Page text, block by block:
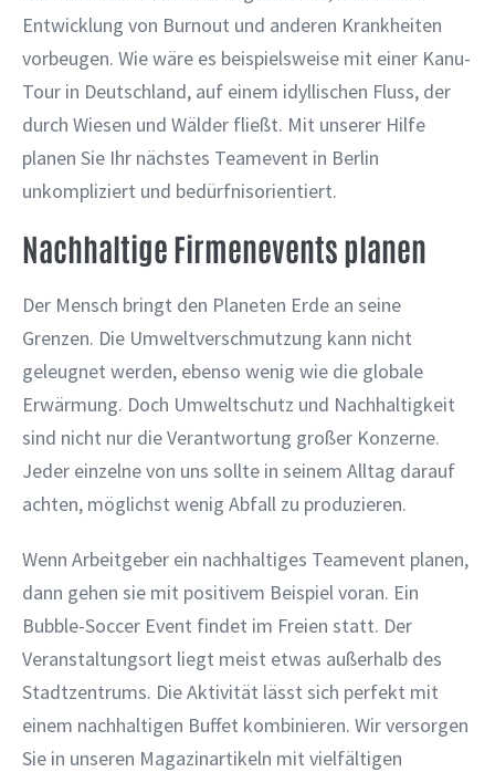
Entwicklung von Burnout und anderen Krankheiten
vorbeugen. Wie wäre es beispielsweise mit einer Kanu-
Tour in Deutschland, auf einem idyllischen Fluss, der
durch Wiesen und Wälder fließt. Mit unserer Hilfe
planen Sie Ihr nächstes Teamevent in Berlin
unkompliziert und bedürfnisorientiert.
Nachhaltige Firmenevents planen
Der Mensch bringt den Planeten Erde an seine
Grenzen. Die Umweltverschmutzung kann nicht
geleugnet werden, ebenso wenig wie die globale
Erwärmung. Doch Umweltschutz und Nachhaltigkeit
sind nicht nur die Verantwortung großer Konzerne.
Jeder einzelne von uns sollte in seinem Alltag darauf
achten, möglichst wenig Abfall zu produzieren.
Wenn Arbeitgeber ein nachhaltiges Teamevent planen,
dann gehen sie mit positivem Beispiel voran. Ein
Bubble-Soccer Event findet im Freien statt. Der
Veranstaltungsort liegt meist etwas außerhalb des
Stadtzentrums. Die Aktivität lässt sich perfekt mit
einem nachhaltigen Buffet kombinieren. Wir versorgen
Sie in unseren Magazinartikeln mit vielfältigen